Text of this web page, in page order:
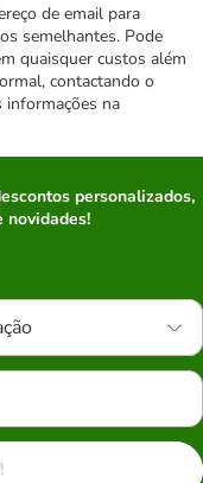
de email para
semelhantes. Pode
quaisquer custos além
contactando o
informações na
personalizados,
novidades!